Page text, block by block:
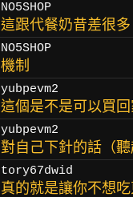
NO5SHOP
這跟代餐奶昔差很
NO5SHOP
機制
yubpevm2
這個是不是可以買
yubpevm2
對自己下針的話（聽
tory67dwid
真的就是讓你不想